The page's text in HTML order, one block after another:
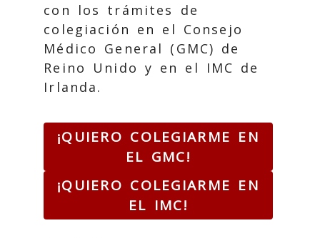
con los trámites de
colegiación en el Consejo
Médico General (GMC) de
Reino Unido y en el IMC de
Irlanda.
¡QUIERO COLEGIARME EN
EL GMC!
¡QUIERO COLEGIARME EN
EL IMC!